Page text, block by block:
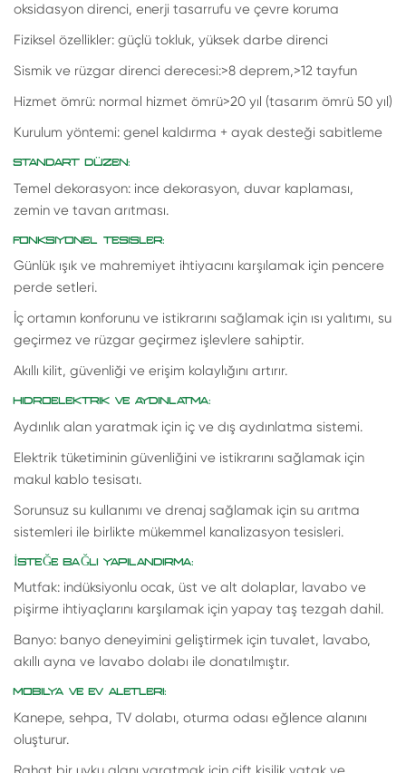
oksidasyon direnci, enerji tasarrufu ve çevre koruma
Fiziksel özellikler: güçlü tokluk, yüksek darbe direnci
Sismik ve rüzgar direnci derecesi:>8 deprem,>12 tayfun
Hizmet ömrü: normal hizmet ömrü>20 yıl (tasarım ömrü 50 yıl)
Kurulum yöntemi: genel kaldırma + ayak desteği sabitleme
STANDART DÜZEN:
Temel dekorasyon: ince dekorasyon, duvar kaplaması,
zemin ve tavan arıtması.
FONKSIYONEL TESISLER:
Günlük ışık ve mahremiyet ihtiyacını karşılamak için pencere
perde setleri.
İç ortamın konforunu ve istikrarını sağlamak için ısı yalıtımı, su
geçirmez ve rüzgar geçirmez işlevlere sahiptir.
Akıllı kilit, güvenliği ve erişim kolaylığını artırır.
HIDROELEKTRIK VE AYDINLATMA:
Aydınlık alan yaratmak için iç ve dış aydınlatma sistemi.
Elektrik tüketiminin güvenliğini ve istikrarını sağlamak için
makul kablo tesisatı.
Sorunsuz su kullanımı ve drenaj sağlamak için su arıtma
sistemleri ile birlikte mükemmel kanalizasyon tesisleri.
İSTEĞE BAĞLI YAPILANDIRMA:
Mutfak: indüksiyonlu ocak, üst ve alt dolaplar, lavabo ve
pişirme ihtiyaçlarını karşılamak için yapay taş tezgah dahil.
Banyo: banyo deneyimini geliştirmek için tuvalet, lavabo,
akıllı ayna ve lavabo dolabı ile donatılmıştır.
MOBILYA VE EV ALETLERI:
Kanepe, sehpa, TV dolabı, oturma odası eğlence alanını
oluşturur.